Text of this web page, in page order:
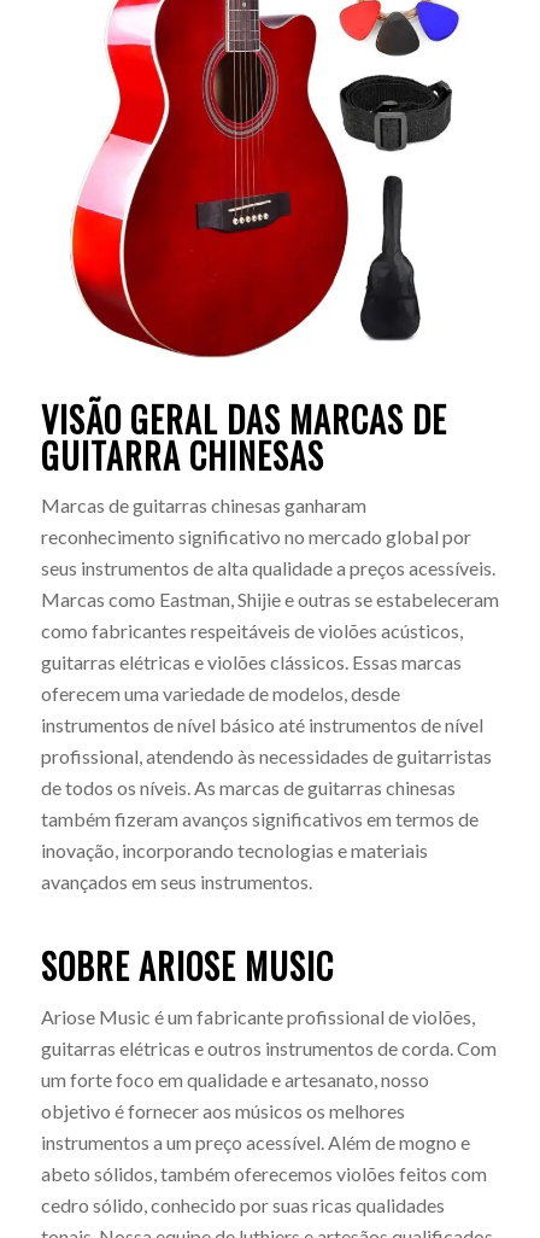
VISÃO GERAL DAS MARCAS DE
GUITARRA CHINESAS
Marcas de guitarras chinesas ganharam
reconhecimento significativo no mercado global por
seus instrumentos de alta qualidade a preços acessíveis.
Marcas como Eastman, Shijie e outras se estabeleceram
como fabricantes respeitáveis de violões acústicos,
guitarras elétricas e violões clássicos. Essas marcas
oferecem uma variedade de modelos, desde
instrumentos de nível básico até instrumentos de nível
profissional, atendendo às necessidades de guitarristas
de todos os níveis. As marcas de guitarras chinesas
também fizeram avanços significativos em termos de
inovação, incorporando tecnologias e materiais
avançados em seus instrumentos.
SOBRE ARIOSE MUSIC
Ariose Music é um fabricante profissional de violões,
guitarras elétricas e outros instrumentos de corda. Com
um forte foco em qualidade e artesanato, nosso
objetivo é fornecer aos músicos os melhores
instrumentos a um preço acessível. Além de mogno e
abeto sólidos, também oferecemos violões feitos com
cedro sólido, conhecido por suas ricas qualidades